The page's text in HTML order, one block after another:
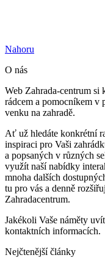
Nahoru
O nás
Web Zahrada-centrum si
rádcem a pomocníkem v
venku na zahradě.
Ať už hledáte konkrétní
inspiraci pro Vaši
a popsaných v různých
využít naší nabídky
mnoha dalších
tu pro vás a denně
Zahradacentrum.
Jakékoli Vaše náměty
kontaktních informacích.
Nejčtenější články